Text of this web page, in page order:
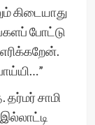
கிடையாது
போட்டு
தர்மர் சாமி